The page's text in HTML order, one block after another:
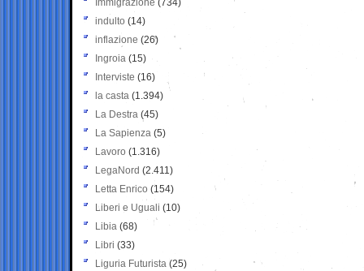
Immigrazione (734)
indulto (14)
inflazione (26)
Ingroia (15)
Interviste (16)
la casta (1.394)
La Destra (45)
La Sapienza (5)
Lavoro (1.316)
LegaNord (2.411)
Letta Enrico (154)
Liberi e Uguali (10)
Libia (68)
Libri (33)
Liguria Futurista (25)